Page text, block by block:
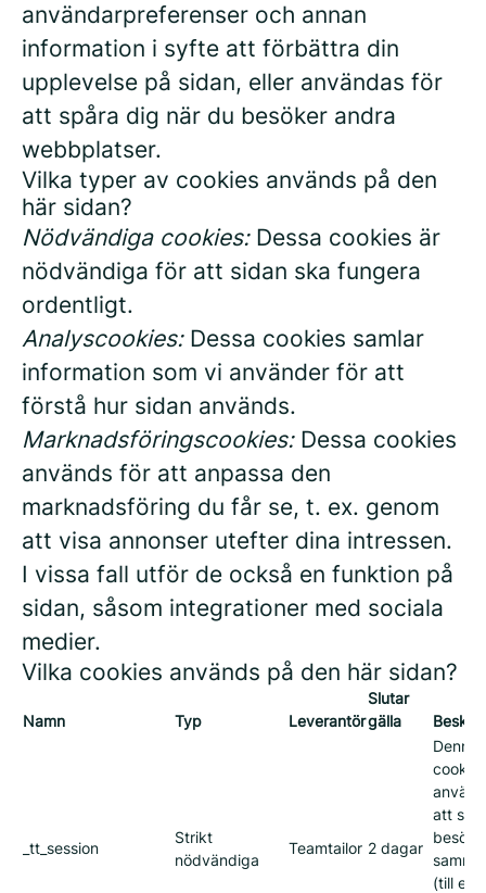
användarpreferenser och annan
information i syfte att förbättra din
upplevelse på sidan, eller användas för
att spåra dig när du besöker andra
webbplatser.
Vilka typer av cookies används på den
här sidan?
Nödvändiga cookies:Dessa cookies är
nödvändiga för att sidan ska fungera
ordentligt.
Analyscookies:Dessa cookies samlar
information som vi använder för att
förstå hur sidan används.
Marknadsföringscookies:Dessa cookies
används för att anpassa den
marknadsföring du får se, t. ex. genom
att visa annonser utefter dina intressen.
I vissa fall utför de också en funktion på
sidan, såsom integrationer med sociala
medier.
Vilka cookies används på den här sidan?
Namn Typ Leverantör
Slutar
gälla
_tt_session
Strikt
nödvändiga
Teamtailor 2 dagar
Denna
cookie
att
(till